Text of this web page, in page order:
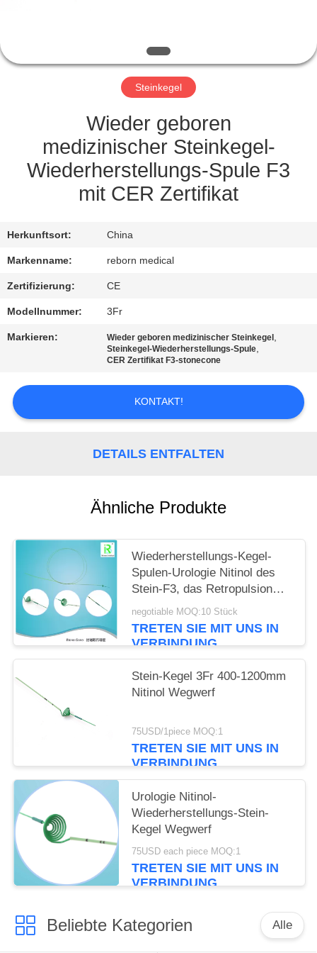
SIE
MIT
VERBINDUNG
FORDERN
EIN
ZITAT
SITEMAP
PRIVACY
Steinkegel
Wieder geboren
medizinischer Steinkegel-
Wiederherstellungs-Spule F3
mit CER Zertifikat
Herkunftsort: China
Markenname: reborn medical
Zertifizierung: CE
Modellnummer: 3Fr
Markieren: Wieder geboren medizinischer Steinkegel ,
Steinkegel-Wiederherstellungs-Spule,
CER Zertifikat F3-stonecone
KONTAKT!
DETAILS ENTFALTEN
Ähnliche Produkte
Wiederherstellungs-Kegel-
Spulen-Urologie Nitinol des
Stein-F3, das Retropulsion
von Steinen verhindert
negotiable MOQ:10 Stück
TRETEN SIE MIT UNS IN
VERBINDUNG
Stein-Kegel 3Fr 400-1200mm
Nitinol Wegwerf
75USD/1piece MOQ:1
TRETEN SIE MIT UNS IN
VERBINDUNG
Urologie Nitinol-
Wiederherstellungs-Stein-
Kegel Wegwerf
75USD each piece MOQ:1
TRETEN SIE MIT UNS IN
VERBINDUNG
Beliebte Kategorien Alle